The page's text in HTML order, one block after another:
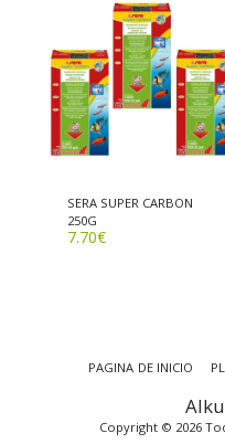
SERA SUPER CARBON
250G
7.70€
Copyright © 2026
PAGINA DE INICIO